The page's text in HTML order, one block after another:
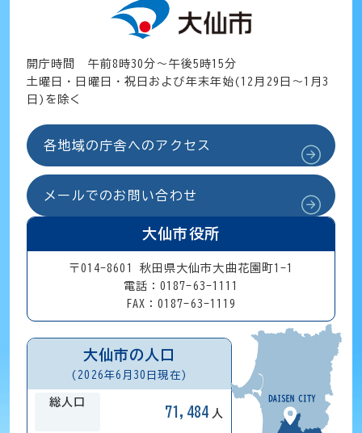
開庁時間 午前8時30分～午後5時15分
土曜日・日曜日・祝日および年末年始(12月29日～1月3
日)を除く
各地域の庁舎へのアクセス
メールでのお問い合わせ
大仙市役所
〒014-8601 秋田県大仙市大曲花園町1-1
電話：0187-63-1111
FAX：0187-63-1119
大仙市の人口
(2026年6月30日現在)
総人口
71,484 人